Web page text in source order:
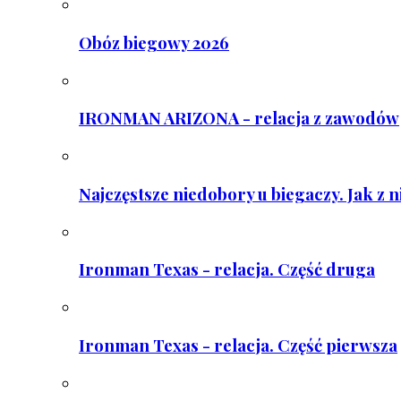
Obóz biegowy 2026
IRONMAN ARIZONA - relacja z zawodów
Najczęstsze niedobory u biegaczy. Jak z
Ironman Texas - relacja. Część druga
Ironman Texas - relacja. Część pierwsza